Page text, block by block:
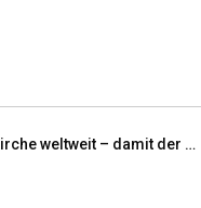
Wir unterstützen die Arbeit der Kirche weltweit – damit der Glaube lebt!